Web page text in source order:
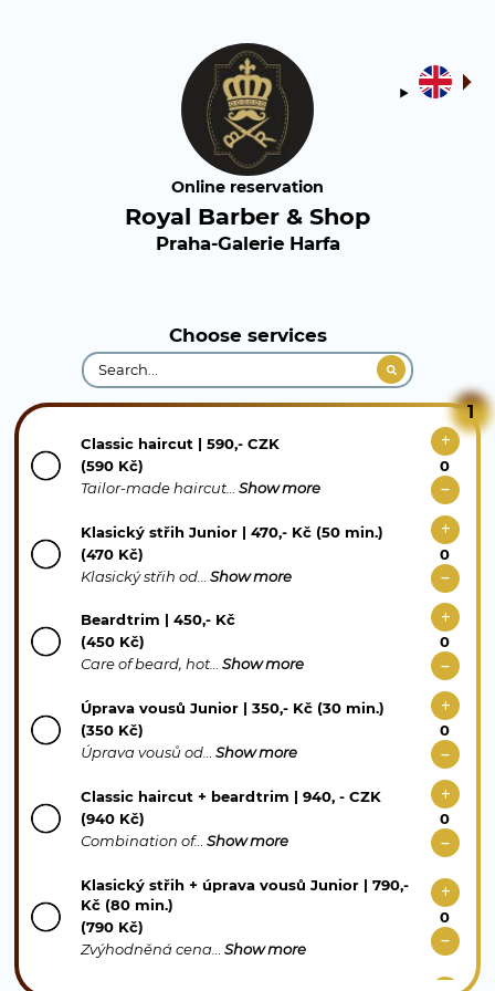
Online reservation
Royal Barber & Shop
Praha-Galerie Harfa
Choose services
1
Classic haircut | 590,- CZK
(590 Kč)
Tailor-made haircut…Show more
Klasický střih Junior | 470,- Kč (50 min.)
(470 Kč)
Klasický střih od…Show more
Beardtrim | 450,- Kč
(450 Kč)
Care of beard, hot…Show more
Úprava vousů Junior | 350,- Kč (30 min.)
(350 Kč)
Úprava vousů od…Show more
Classic haircut + beardtrim | 940, - CZK
(940 Kč)
Combination of…Show more
Klasický střih + úprava vousů Junior | 790,-
Kč (80 min.)
(790 Kč)
Zvýhodněná cena…Show more